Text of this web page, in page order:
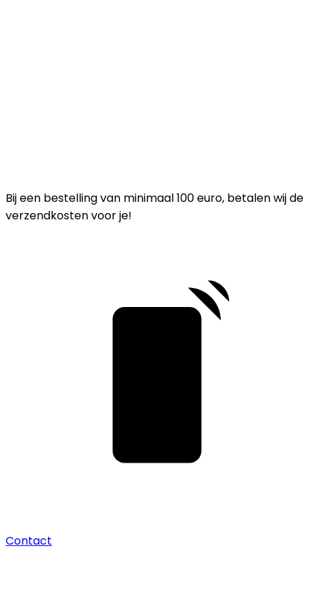
Bij een bestelling van minimaal 100 euro, betalen wij de
verzendkosten voor je!
Contact